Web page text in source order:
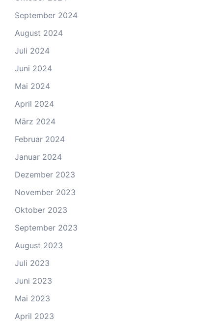
September 2024
August 2024
Juli 2024
Juni 2024
Mai 2024
April 2024
März 2024
Februar 2024
Januar 2024
Dezember 2023
November 2023
Oktober 2023
September 2023
August 2023
Juli 2023
Juni 2023
Mai 2023
April 2023